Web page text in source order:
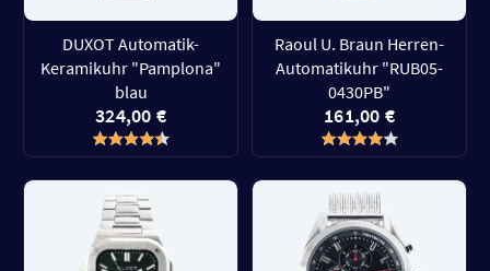
DUXOT Automatik-
Keramikuhr "Pamplona"
blau
324,00 €
Raoul U. Braun Herren-
Automatikuhr "RUB05-
0430PB"
161,00 €